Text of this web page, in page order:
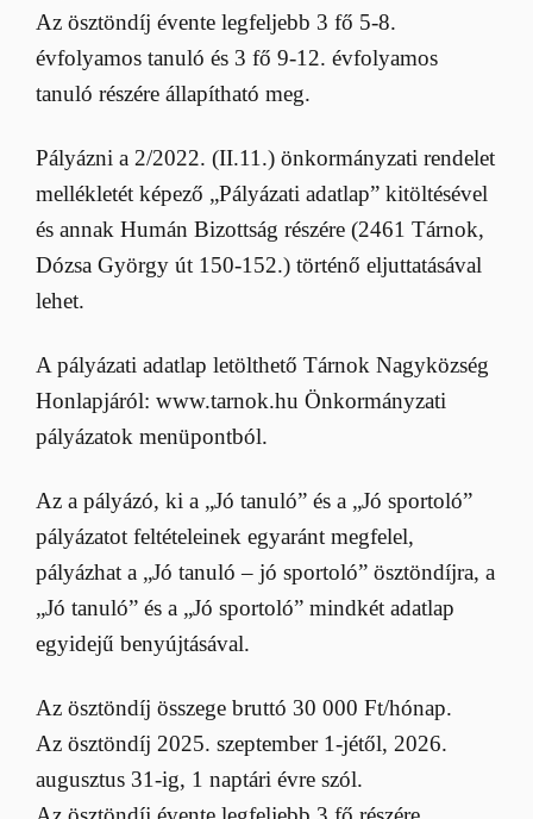
Az ösztöndíj évente legfeljebb 3 fő 5-8.
évfolyamos tanuló és 3 fő 9-12. évfolyamos
tanuló részére állapítható meg.
Pályázni a 2/2022. (II.11.) önkormányzati rendelet
mellékletét képező „Pályázati adatlap” kitöltésével
és annak Humán Bizottság részére (2461 Tárnok,
Dózsa György út 150-152.) történő eljuttatásával
lehet.
A pályázati adatlap letölthető Tárnok Nagyközség
Honlapjáról: www.tarnok.hu Önkormányzati
pályázatok menüpontból.
Az a pályázó, ki a „Jó tanuló” és a „Jó sportoló”
pályázatot feltételeinek egyaránt megfelel,
pályázhat a „Jó tanuló – jó sportoló” ösztöndíjra, a
„Jó tanuló” és a „Jó sportoló” mindkét adatlap
egyidejű benyújtásával.
Az ösztöndíj összege bruttó 30 000 Ft/hónap.
Az ösztöndíj 2025. szeptember 1-jétől, 2026.
augusztus 31-ig, 1 naptári évre szól.